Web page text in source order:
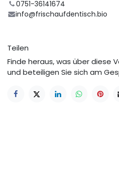
0751-36141674
info@frischaufdentisch.bio
Teilen
Finde heraus, was über diese
und beteiligen Sie sich am